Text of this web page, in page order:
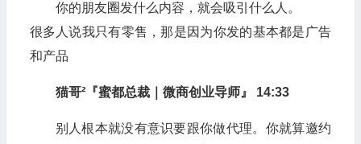
你的朋友圈发什么内容，就会吸引什么人。
很多人说我只有零售，那是因为你发的基本都是广告
和产品
猫哥²『蜜都总裁｜微商创业导师』 14:33
别人根本就没有意识要跟你做代理。你就算邀约